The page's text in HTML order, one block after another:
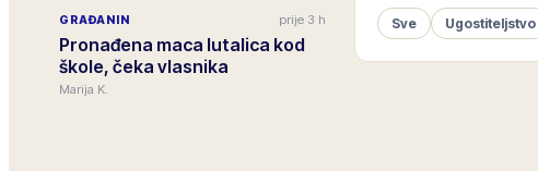
GRAĐANIN prije 3 h
Pronađena maca lutalica kod
škole, čeka vlasnika
Marija K.
Sve Ugostiteljstvo